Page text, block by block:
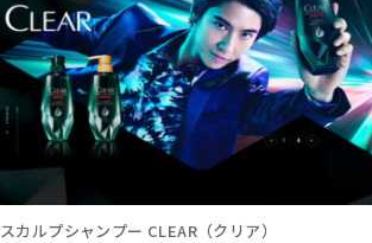
スカルプシャンプー CLEAR（クリア）